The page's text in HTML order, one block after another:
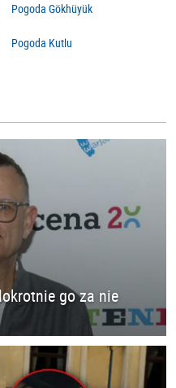
Pogoda Gökhüyük
Pogoda Kutlu
go za nie